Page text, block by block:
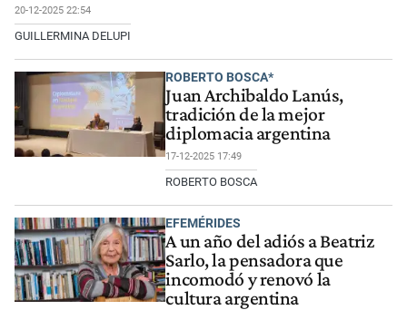
20-12-2025 22:54
GUILLERMINA DELUPI
ROBERTO BOSCA*
Juan Archibaldo Lanús,
tradición de la mejor
diplomacia argentina
17-12-2025 17:49
ROBERTO BOSCA
EFEMÉRIDES
A un año del adiós a Beatriz
Sarlo, la pensadora que
incomodó y renovó la
cultura argentina